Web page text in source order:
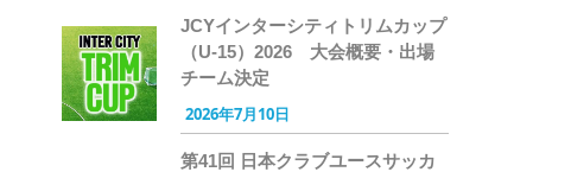
JCYインターシティトリムカップ
（U-15）2026 大会概要・出場
チーム決定
2026年7月10日
第41回 日本クラブユースサッカ